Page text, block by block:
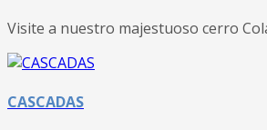
Visite a nuestro majestuoso cerro
CASCADAS